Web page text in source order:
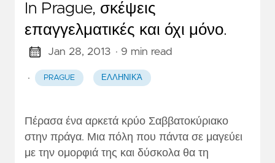
In Prague, σκέψεις
επαγγελματικές και όχι μόνο.
Jan 28, 2013 · 9 min read
· PRAGUE ΕΛΛΗΝΙΚΆ
Πέρασα ένα αρκετά κρύο Σαββατοκύριακο
στην πράγα. Μια πόλη που πάντα σε μαγεύει
με την ομορφιά της και δύσκολα θα τη